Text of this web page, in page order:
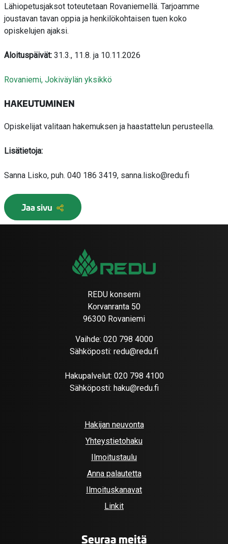
Lähiopetusjaksot toteutetaan Rovaniemellä. Tarjoamme
joustavan tavan oppia ja henkilökohtaisen tuen koko
opiskelujen ajaksi.
Aloituspäivät: 31.3., 11.8. ja 10.11.2026
Rovaniemi, Jokiväylän yksikkö
HAKEUTUMINEN
Opiskelijat valitaan hakemuksen ja haastattelun perusteella.
Lisätietoja:
Sanna Lisko, puh. 040 186 3419, sanna.lisko@redu.fi
Jaa sivu
REDU konserni
Korvanranta 50
96300 Rovaniemi
Vaihde: 020 798 4000
Sähköposti: redu@redu.fi
Hakupalvelut: 020 798 4100
Sähköposti: haku@redu.fi
Hakijan neuvonta
Yhteystietohaku
Ilmoitustaulu
Anna palautetta
Ilmoituskanavat
Linkit
Seuraa meitä